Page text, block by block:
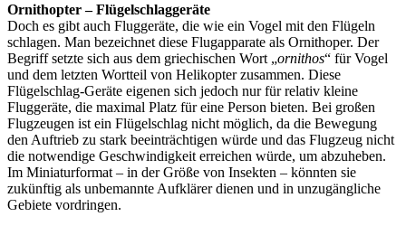
Ornithopter – Flügelschlaggeräte
Doch es gibt auch Fluggeräte, die wie ein Vogel mit den Flügeln
schlagen. Man bezeichnet diese Flugapparate als Ornithoper. Der
Begriff setzte sich aus dem griechischen Wort „ornithos“ für Vogel
und dem letzten Wortteil von Helikopter zusammen. Diese
Flügelschlag-Geräte eigenen sich jedoch nur für relativ kleine
Fluggeräte, die maximal Platz für eine Person bieten. Bei großen
Flugzeugen ist ein Flügelschlag nicht möglich, da die Bewegung
den Auftrieb zu stark beeinträchtigen würde und das Flugzeug nicht
die notwendige Geschwindigkeit erreichen würde, um abzuheben.
Im Miniaturformat – in der Größe von Insekten – könnten sie
zukünftig als unbemannte Aufklärer dienen und in unzugängliche
Gebiete vordringen.